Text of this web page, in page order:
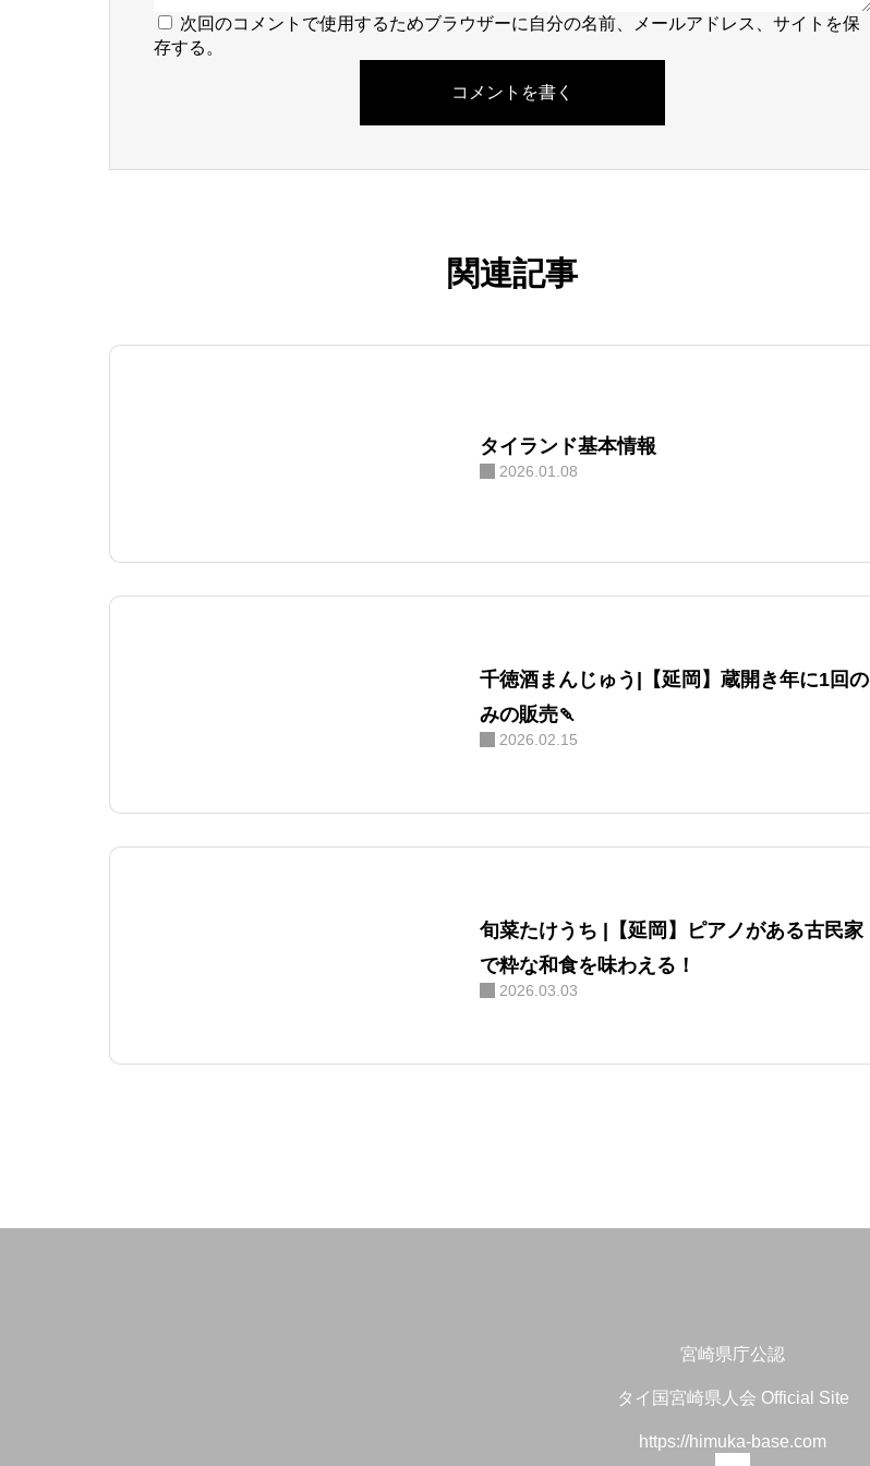
次回のコメントで使用するためブラウザーに自分の名前、メールアドレス、サイトを保
存する。
関連記事
タイランド基本情報
2026.01.08
千徳酒まんじゅう|【延岡】蔵開き年に1回の
みの販売🍡
2026.02.15
旬菜たけうち |【延岡】ピアノがある古民家
で粋な和食を味わえる！
2026.03.03
宮崎県庁公認
タイ国宮崎県人会 Official Site
https://himuka-base.com